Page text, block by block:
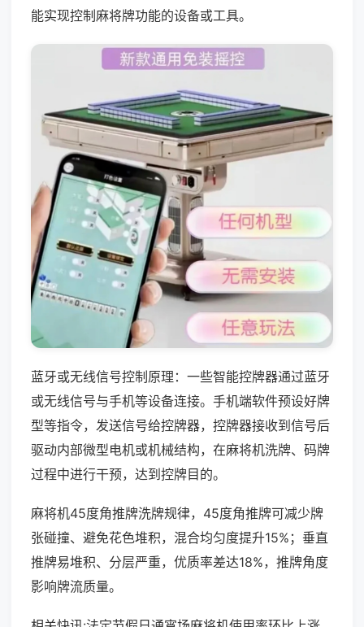
能实现控制麻将牌功能的设备或工具。
蓝牙或无线信号控制原理：一些智能控牌器通过蓝牙
或无线信号与手机等设备连接。手机端软件预设好牌
型等指令，发送信号给控牌器，控牌器接收到信号后
驱动内部微型电机或机械结构，在麻将机洗牌、码牌
过程中进行干预，达到控牌目的。
麻将机45度角推牌洗牌规律，45度角推牌可减少牌
张碰撞、避免花色堆积，混合均匀度提升15%；垂直
推牌易堆积、分层严重，优质率差达18%，推牌角度
影响牌流质量。